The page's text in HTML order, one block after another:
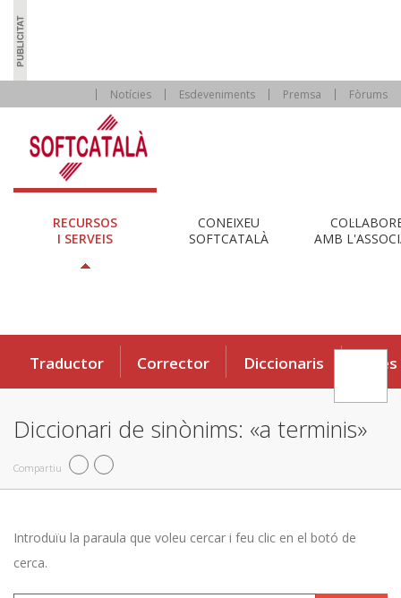
Notícies Esdeveniments Premsa Fòrums
RECURSOS
I SERVEIS
CONEIXEU
SOFTCATALÀ
AMB
Traductor Corrector Diccionaris Eines
Diccionari de sinònims: «a terminis»
Compartiu
Introduïu la paraula que voleu cercar i feu clic en el botó de
cerca.